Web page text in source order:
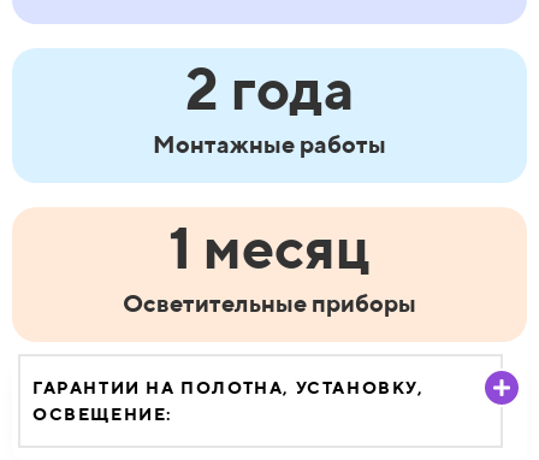
2 года
Монтажные работы
1 месяц
Осветительные приборы
ГАРАНТИИ НА ПОЛОТНА, УСТАНОВКУ,
ОСВЕЩЕНИЕ: